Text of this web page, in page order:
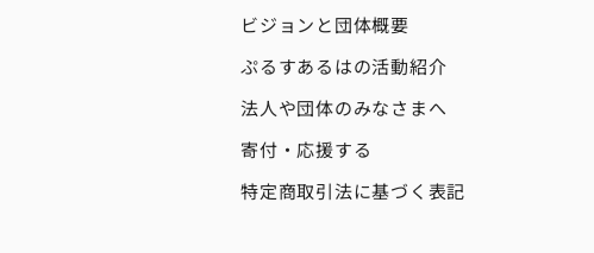
ビジョンと団体概要
ぷるすあるはの活動紹介
法人や団体のみなさまへ
寄付・応援する
特定商取引法に基づく表記